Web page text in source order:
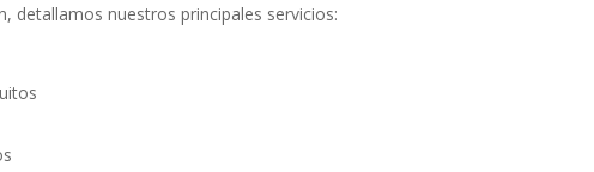
detallamos nuestros principales servicios: